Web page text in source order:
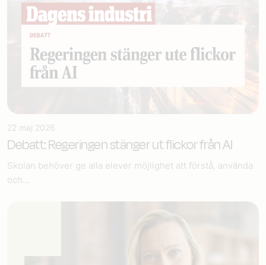
22 maj 2026
Debatt: Regeringen stänger ut flickor från AI
Skolan behöver ge alla elever möjlighet att förstå, använda
och...